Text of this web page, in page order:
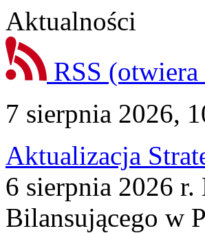
Aktualności
RSS
7 sierpnia 2026,
Aktualizacja
6 sierpnia 2026
Bilansującego w